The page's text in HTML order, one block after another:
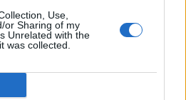
Use,
or Sharing of my
Unrelated with the
was collected.